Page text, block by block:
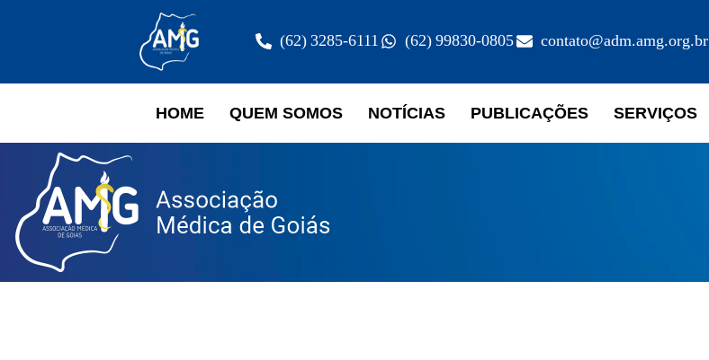
(62) 3285-6111 (62) 99830-0805 contato@adm.amg.org.br
HOME QUEM SOMOS NOTÍCIAS PUBLICAÇÕES SERVIÇOS